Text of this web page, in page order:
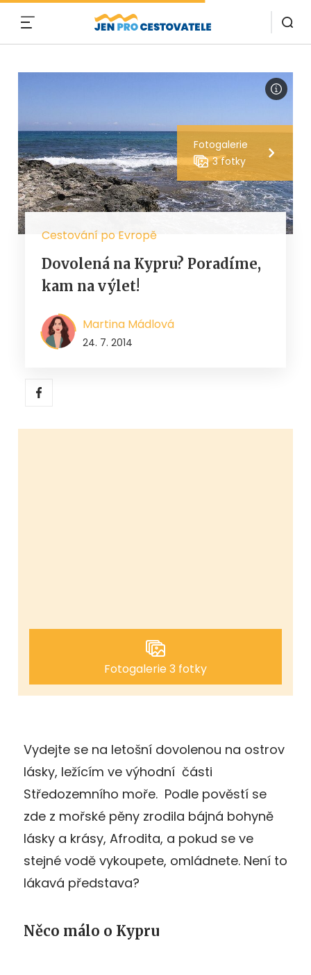
Fotogalerie
3 fotky
Cestování po Evropě
Dovolená na Kypru? Poradíme,
kam na výlet!
Martina Mádlová
24. 7. 2014
Fotogalerie 3 fotky
Vydejte se na letošní dovolenou na ostrov
lásky, ležícím ve výhodní části
Středozemního moře. Podle pověstí se
zde z mořské pěny zrodila bájná bohyně
lásky a krásy, Afrodita, a pokud se ve
stejné vodě vykoupete, omládnete. Není to
lákavá představa?
Něco málo o Kypru